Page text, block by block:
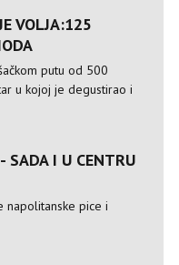
VOLJA:125
putu od 500
u kojoj je degustirao i
SADA I U CENTRU
napolitanske pice i